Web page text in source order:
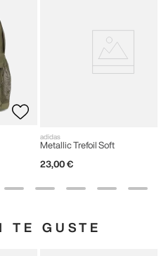
adidas
Metallic Trefoil Soft
23,00 €
TE GUSTE